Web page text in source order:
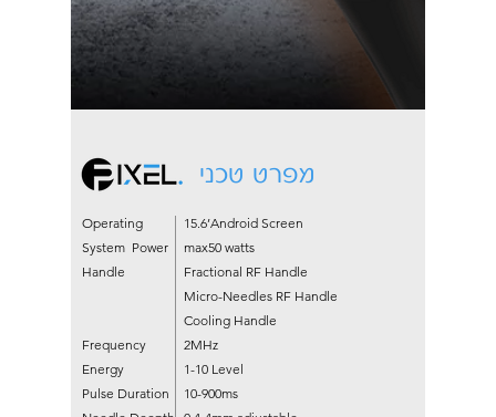
מפרט טכני
Operating
System Power
Handle
Frequency
Energy
Pulse Duration
15.6’Android Screen
max50 watts
Fractional RF Handle
Micro-Needles RF Handle
Cooling Handle
2MHz
1-10 Level
10-900ms